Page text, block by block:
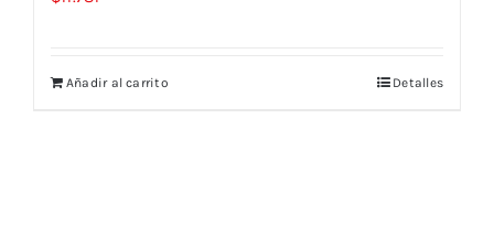
Añadir al carrito Detalles